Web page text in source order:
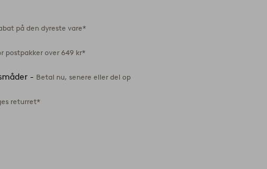
på den dyreste vare*
postpakker over 649 kr*
- Betal nu, senere eller del op
returret*